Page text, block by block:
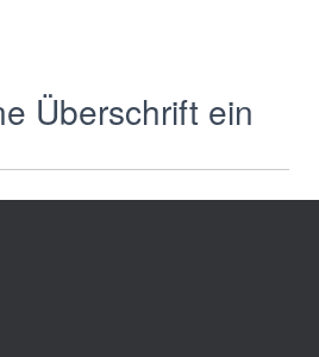
Überschrift ein